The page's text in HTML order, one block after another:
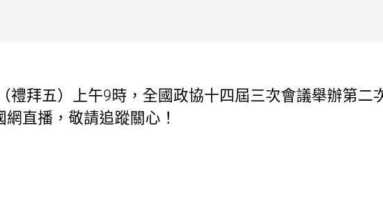
禮拜五）上午9時，全國政協十四屆三次會議舉辦第二
直播，敬請追蹤關心！